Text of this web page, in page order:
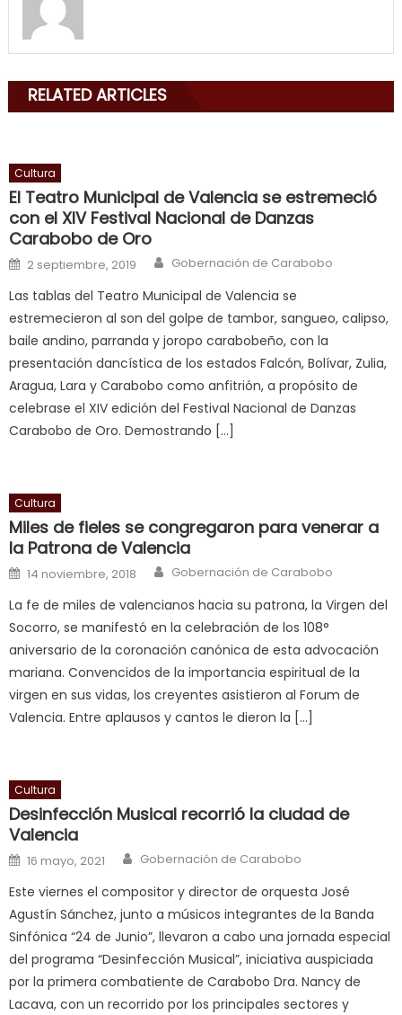
mouth
will
smith
is
a
cuckold
milf
in
squirting,
आपक
न
ह
भ
च
त
क
स
आपक
पस
द,
sexy
bbw
milf
long
hard
fuck,
सच
ह
स
क
ल
य
RELATED ARTICLES
Cultura
El Teatro Municipal de Valencia se estremeció
con el XIV Festival Nacional de Danzas
Carabobo de Oro
Posted on
2 septiembre, 2019 Author
Gobernación de Carabobo
Las tablas del Teatro Municipal de Valencia se
estremecieron al son del golpe de tambor, sangueo, calipso,
baile andino, parranda y joropo carabobeño, con la
presentación dancística de los estados Falcón, Bolívar, Zulia,
Aragua, Lara y Carabobo como anfitrión, a propósito de
celebrase el XIV edición del Festival Nacional de Danzas
Carabobo de Oro. Demostrando […]
Cultura
Miles de fieles se congregaron para venerar a
la Patrona de Valencia
Posted on
14 noviembre, 2018 Author
Gobernación de Carabobo
La fe de miles de valencianos hacia su patrona, la Virgen del
Socorro, se manifestó en la celebración de los 108°
aniversario de la coronación canónica de esta advocación
mariana. Convencidos de la importancia espiritual de la
virgen en sus vidas, los creyentes asistieron al Forum de
Valencia. Entre aplausos y cantos le dieron la […]
Cultura
Desinfección Musical recorrió la ciudad de
Valencia
Posted on
16 mayo, 2021 Author
Gobernación de Carabobo
Este viernes el compositor y director de orquesta José
Agustín Sánchez, junto a músicos integrantes de la Banda
Sinfónica “24 de Junio”, llevaron a cabo una jornada especial
del programa “Desinfección Musical”, iniciativa auspiciada
por la primera combatiente de Carabobo Dra. Nancy de
Lacava, con un recorrido por los principales sectores y